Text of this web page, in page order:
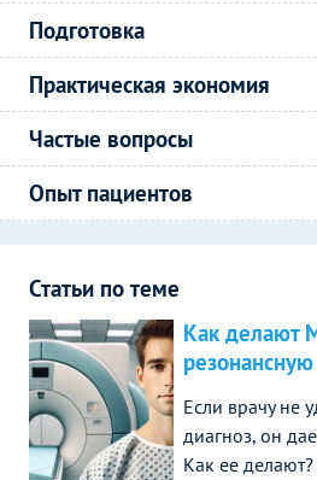
Подготовка
Практическая экономия
Частые вопросы
Опыт пациентов
Статьи по теме
Как делают
Если врачу не
диагноз, он
Как ее